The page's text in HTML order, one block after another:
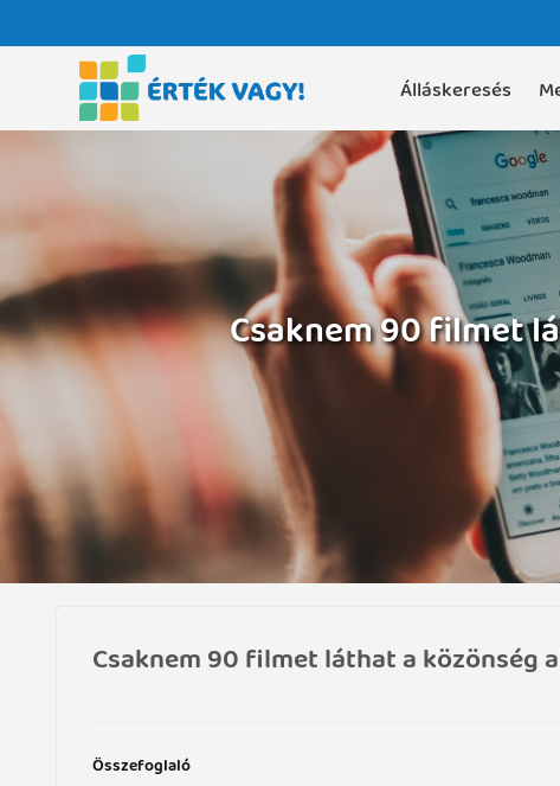
Álláskeresés
Csaknem 90 filmet
Csaknem 90 filmet láthat a közönség
Összefoglaló